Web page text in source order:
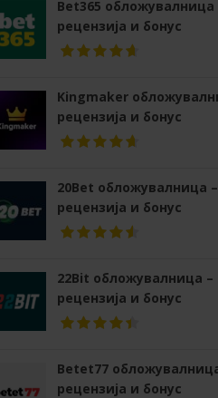
Bet365 обложувалница
рецензија и бонус
Kingmaker
рецензија и бонус
20Bet обложувалница –
рецензија и бонус
22Bit обложувалница –
рецензија и бонус
Betet77
рецензија и бонус